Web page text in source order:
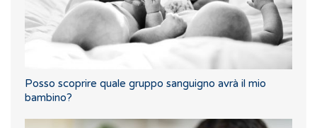
Posso scoprire quale gruppo sanguigno avrà il mio
bambino?